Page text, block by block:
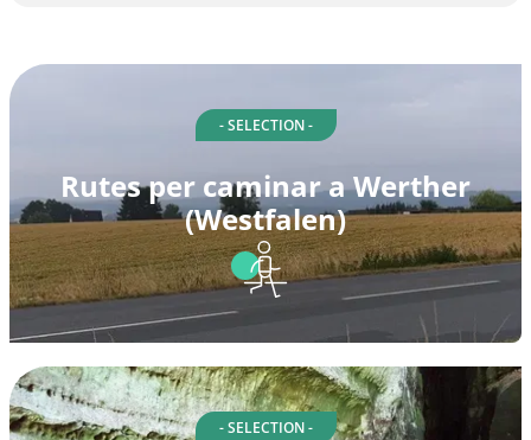
- SELECTION -
Rutes per caminar a Werther
(Westfalen)
- SELECTION -